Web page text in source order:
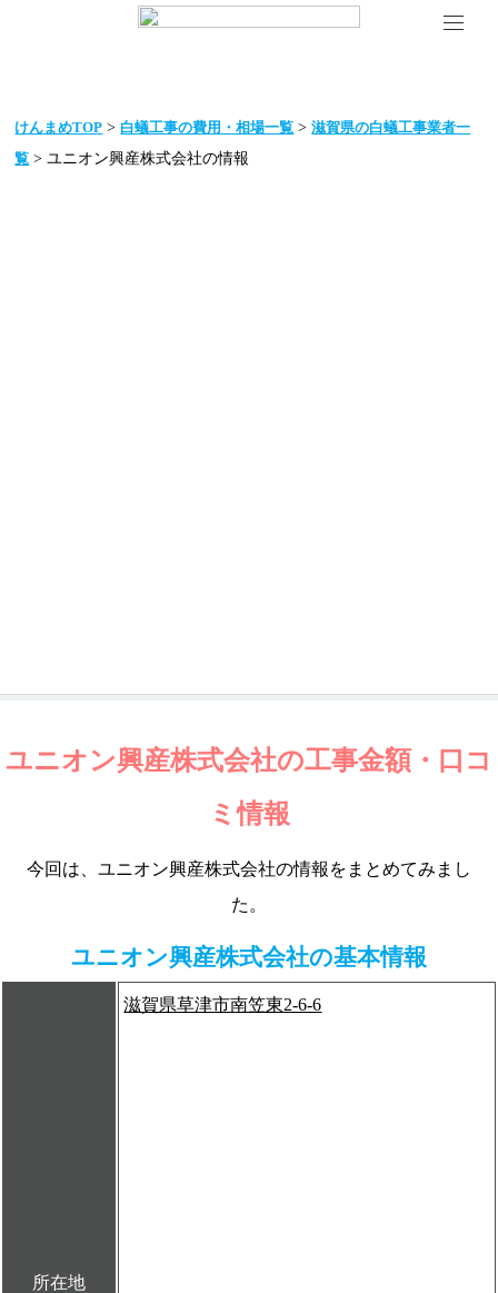
けんまめTOP > 白蟻工事の費用・相場一覧 >滋賀県の白蟻工事業者一
覧 > ユニオン興産株式会社の情報
ユニオン興産株式会社の工事金額・口コ
ミ情報
今回は、ユニオン興産株式会社の情報をまとめてみまし
た。
ユニオン興産株式会社の基本情報
所在地
滋賀県草津市南笠東2-6-6